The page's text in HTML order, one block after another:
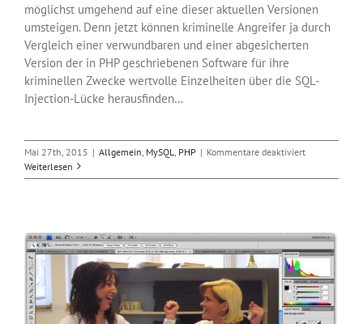
möglichst umgehend auf eine dieser aktuellen Versionen
umsteigen. Denn jetzt können kriminelle Angreifer ja durch
Vergleich einer verwundbaren und einer abgesicherten
Version der in PHP geschriebenen Software für ihre
kriminellen Zwecke wertvolle Einzelheiten über die SQL-
Injection-Lücke herausfinden…
Mai 27th, 2015 | Allgemein MySQL PHP | Kommentare deaktiviertfür
Injection-
Weiterlesen